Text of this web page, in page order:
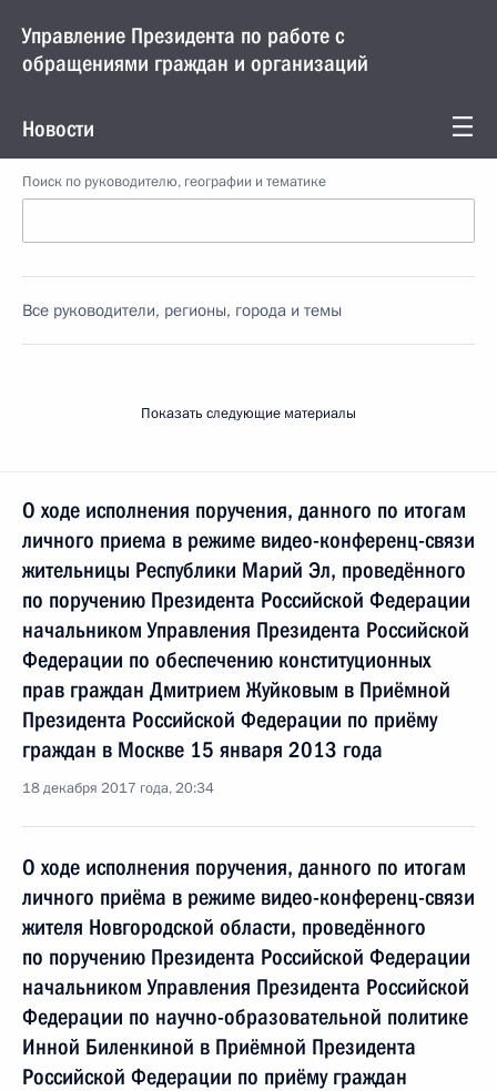
Управление Президента по работе с
обращениями граждан и организаций
Новости
Поиск по руководителю, географии и тематике
Все руководители, регионы, города и темы
Показать следующие материалы
О ходе исполнения поручения, данного по итогам
личного приема в режиме видео-конференц-связи
жительницы Республики Марий Эл, проведённого
по поручению Президента Российской Федерации
начальником Управления Президента Российской
Федерации по обеспечению конституционных
прав граждан Дмитрием Жуйковым в Приёмной
Президента Российской Федерации по приёму
граждан в Москве 15 января 2013 года
18 декабря 2017 года, 20:34
О ходе исполнения поручения, данного по итогам
личного приёма в режиме видео-конференц-связи
жителя Новгородской области, проведённого
по поручению Президента Российской Федерации
начальником Управления Президента Российской
Федерации по научно-образовательной политике
Инной Биленкиной в Приёмной Президента
Российской Федерации по приёму граждан